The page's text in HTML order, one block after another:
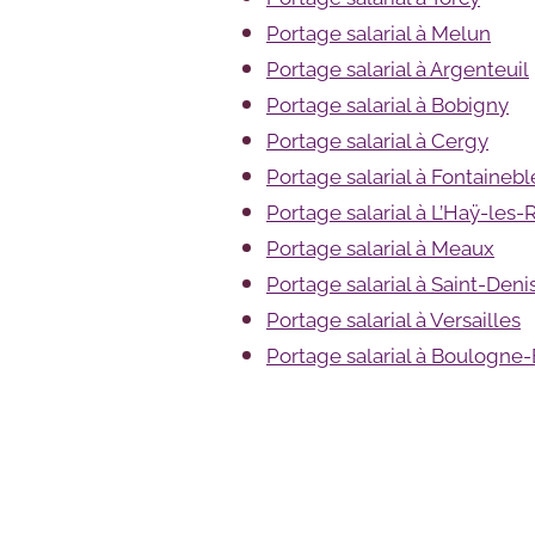
Portage salarial à Melun
Portage salarial à Argenteuil
Portage salarial à Bobigny
Portage salarial à Cergy
Portage salarial à
Portage salarial à L’Haÿ-les-
Portage salarial à Meaux
Portage salarial à Saint-
Portage salarial à Versailles
Portage salarial à